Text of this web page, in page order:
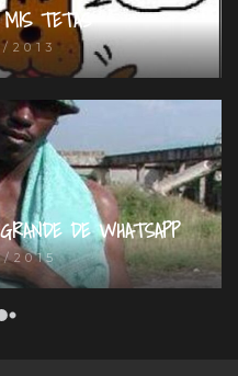
TETAS
2013
DE WHATSAPP
2015